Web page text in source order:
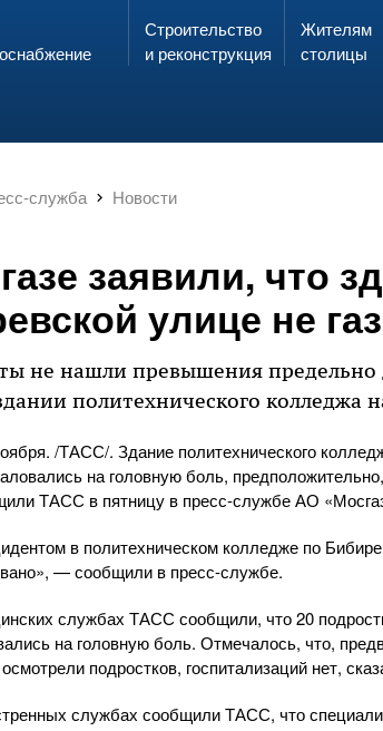
Строительство
и реконструкция
Жителям
столицы
служба Новости
заявили, что
улице не
не нашли превышения
политехнического колледжа
/ТАСС/. Здание политехнического
на головную боль,
ТАСС в пятницу в пресс-службеАО
в политехническом колледже по
— сообщили в пресс-службе.
службах ТАСС сообщили, что 20
на головную боль. Отмечалось, что,
подростков, госпитализаций нет,
службах сообщили ТАСС, что